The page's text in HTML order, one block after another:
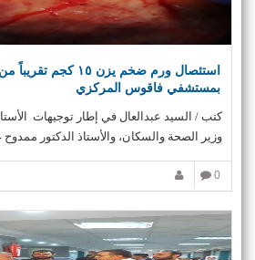
بمستشفي فاقوس المركزي
كتب / السيد عبدالعال في إطار توجيهات الأستاذ
وزير الصحة والسكان، والأستاذ الدكتور
0